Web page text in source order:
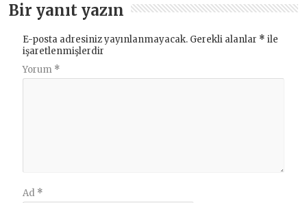
Bir yanıt yazın
E-posta adresiniz yayınlanmayacak. Gerekli alanlar * ile
işaretlenmişlerdir
Yorum *
Ad *